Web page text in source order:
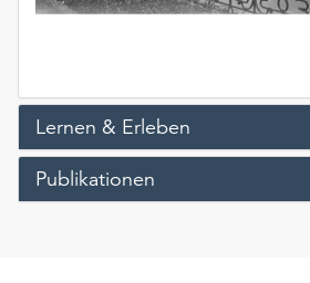
Lernen & Erleben
Publikationen